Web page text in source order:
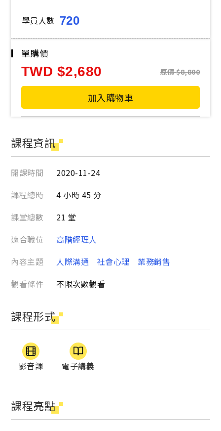
學員人數 720
單購價
TWD 2,680 原價 8,800
加入購物車
課程資訊
開課時間
2020-11-24
課程總時
4 小時 45 分
課堂總數
21 堂
適合職位
高階經理人
內容主題
人際溝通 社會心理
業務銷售
觀看條件
不限次數觀看
課程形式
影音課 電子講義
課程亮點